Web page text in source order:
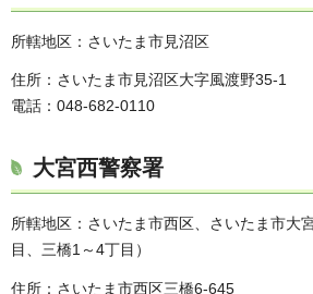
所轄地区：さいたま市見沼区
住所：さいたま市見沼区大字風渡野35-1
電話：048-682-0110
大宮西警察署
所轄地区：さいたま市西区、さいたま市大
目、三橋1～4丁目）
住所：さいたま市西区三橋6-645